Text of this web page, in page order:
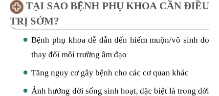
TẠI SAO BỆNH PHỤ KHOA CẦN ĐIỀU
TRỊ SỚM?
Bệnh phụ khoa dễ dẫn đến hiếm muộn/vô sinh do
thay đổi môi trường âm đạo
Tăng nguy cơ gây bệnh cho các cơ quan khác
Ảnh hưởng đời sống sinh hoạt, đặc biệt là trong đời